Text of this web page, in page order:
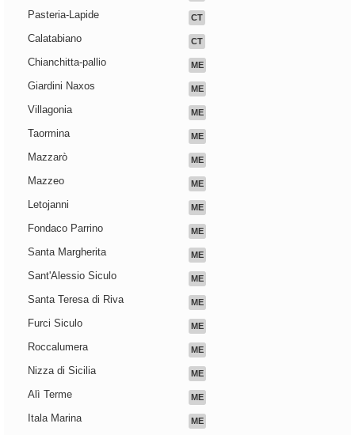
Pasteria-Lapide CT
Calatabiano CT
Chianchitta-pallio ME
Giardini Naxos ME
Villagonia ME
Taormina ME
Mazzarò ME
Mazzeo ME
Letojanni ME
Fondaco Parrino ME
Santa Margherita ME
Sant'Alessio Siculo ME
Santa Teresa di Riva ME
Furci Siculo ME
Roccalumera ME
Nizza di Sicilia ME
Alì Terme ME
Itala Marina ME